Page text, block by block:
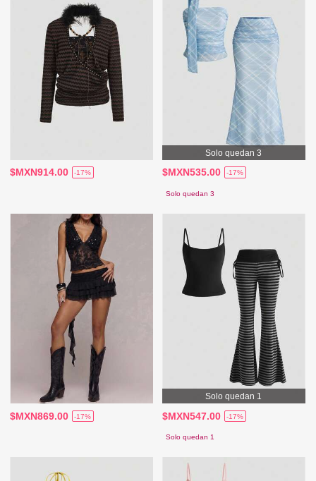
$MXN914.00 -17%
Solo quedan 3
$MXN535.00 -17%
Solo quedan 3
$MXN869.00 -17%
Solo quedan 1
$MXN547.00 -17%
Solo quedan 1